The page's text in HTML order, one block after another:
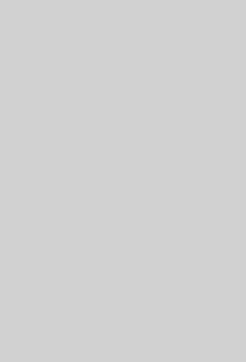
records.de